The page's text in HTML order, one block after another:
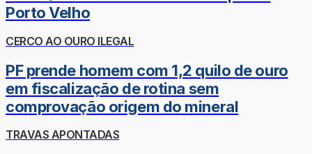
Porto Velho
CERCO AO OURO ILEGAL
PF prende homem com 1,2 quilo de ouro
em fiscalização de rotina sem
comprovação origem do mineral
TRAVAS APONTADAS